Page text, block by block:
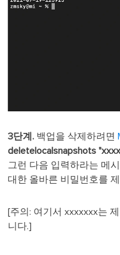
3단계. 백업을 삭제하려면
deletelocalsnapshots
그런 다음 입력하라는 메
대한 올바른 비밀번호를
[주의: 여기서 xxxxxxx는
니다.]